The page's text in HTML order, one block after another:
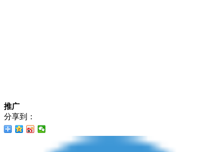
推广
分享到：